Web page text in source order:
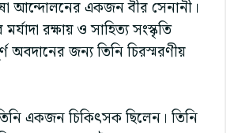
আন্দোলনের একজন বীর সেনানী।
রক্ষায় ও সাহিত্য সংস্কৃতি
অবদানের জন্য তিনি চিরস্মরণীয়
একজন চিকিৎসক ছিলেন। তিনি